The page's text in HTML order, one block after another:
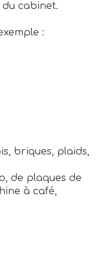
cabinet.
:
briques, plaids,
de plaques de
à café,